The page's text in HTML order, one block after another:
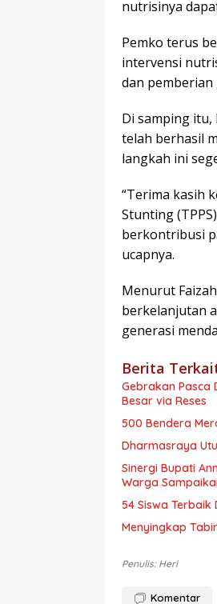
nutrisinya
Pemko terus
intervensi
dan pemberian
Di samping itu,
telah berhasil
langkah ini
“Terima kasih
Stunting
berkontribusi
ucapnya.
Menurut
berkelanjutan
generasi
Berita
Gebrakan Pasca
Besar via Reses
500 Bendera
Dharmasraya
Sinergi Bupati
Warga
54 Siswa Terbaik
Menyingkap
Penulis: Heri
Komentar